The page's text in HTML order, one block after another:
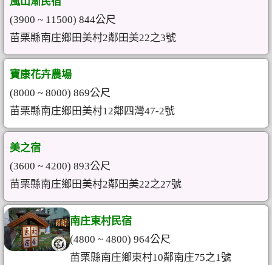
(3900 ~ 11500) 844公尺
苗栗縣南庄鄉田美村2鄰田美22之3號
寶康花卉農場
(8000 ~ 8000) 869公尺
苗栗縣南庄鄉田美村12鄰四灣47-2號
美之宿
(3600 ~ 4200) 893公尺
苗栗縣南庄鄉田美村2鄰田美22之27號
南庄東村民宿
(4800 ~ 4800) 964公尺
苗栗縣南庄鄉東村10鄰南庄75之1號